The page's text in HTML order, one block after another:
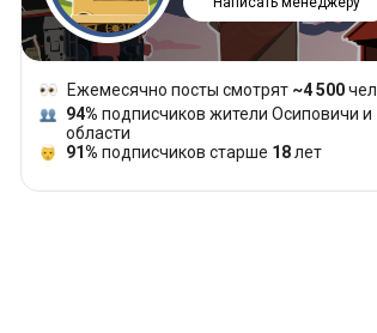
Ежемесячно посты смотрят ~4 500чел.
94% подписчиков жители Осиповичи и
области
91% подписчиков старше 18лет